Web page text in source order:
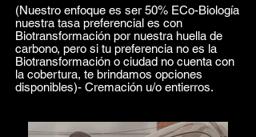
(Nuestro enfoque es ser 50% ECo-Biología
nuestra tasa preferencial es con
Biotransformación por nuestra huella de
carbono, pero si tu preferencia no es la
Biotransformación o ciudad no cuenta con
la cobertura, te brindamos opciones
disponibles)- Cremación u/o entierros.